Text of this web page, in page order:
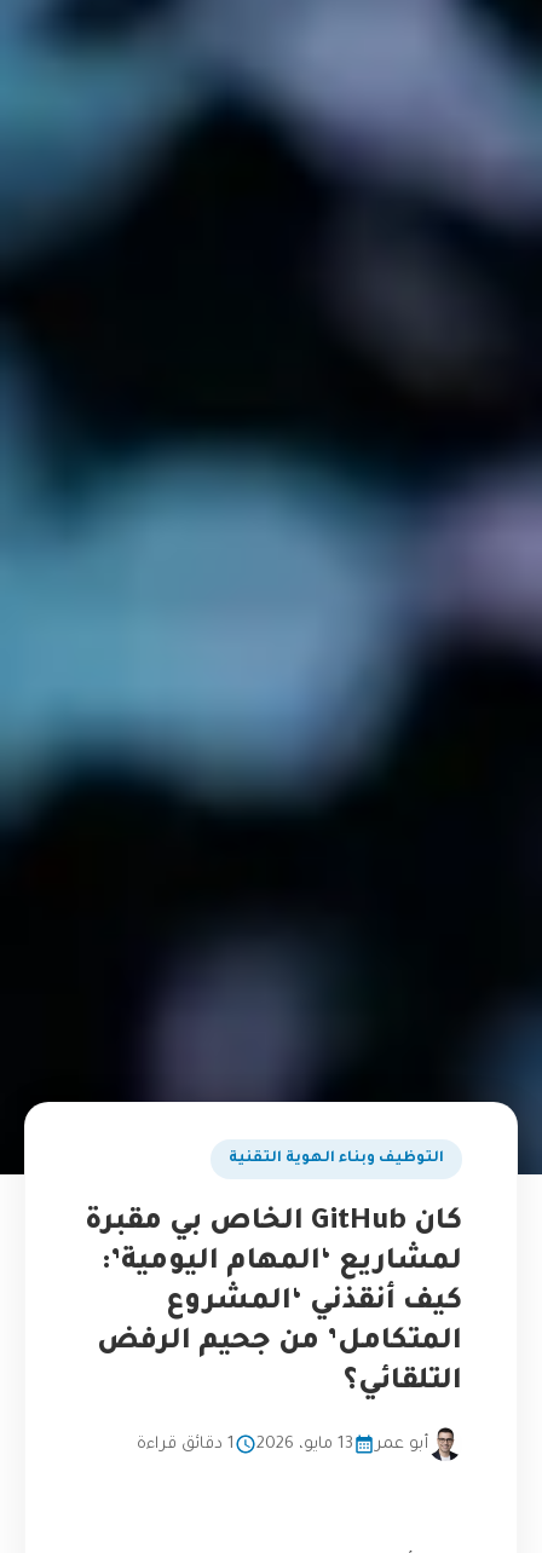
التوظيف وبناء الهوية التقنية
كان GitHub الخاص بي مقبرة
لمشاريع ‘المهام اليومية’:
كيف أنقذني ‘المشروع
المتكامل’ من جحيم الرفض
التلقائي؟
أبو عمر 13 مايو، 2026 1 دقائق قراءة